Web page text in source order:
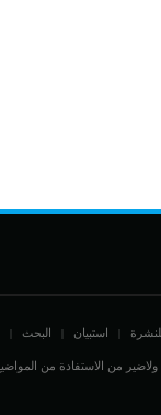
| استبيان | البحث |
من الاستفادة من